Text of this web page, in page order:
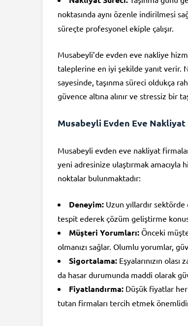
noktasında aynı özenle indirilmesi
süreçte profesyonel ekiple çalışır.
Musabeyli’de evden eve nakliye
taleplerine en iyi şekilde yanıt verir.
sayesinde, taşınma süreci oldukça
güvence altına alınır ve stressiz bir
Musabeyli Evden Eve Nakliyat
Musabeyli evden eve nakliyat
yeni adresinize ulaştırmak
noktalar bulunmaktadır:
Deneyim: Uzun yıllardır
tespit ederek çözüm geliştirme
Müşteri Yorumları: Önceki
olmanızı sağlar. Olumlu yorumlar,
Sigortalama: Eşyalarınızın
da hasar durumunda maddi olarak
Fiyatlandırma: Düşük fiyatlar
tutan firmaları tercih etmek